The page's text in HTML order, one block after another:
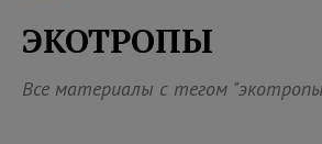
ЭКОТРОПЫ
Все материалы с тегом